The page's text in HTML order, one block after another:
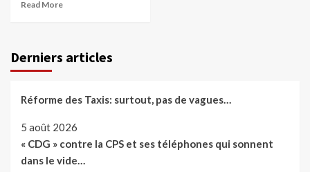
Read More
Derniers articles
Réforme des Taxis: surtout, pas de vagues…
5 août 2026
« CDG » contre la CPS et ses téléphones qui sonnent
dans le vide…